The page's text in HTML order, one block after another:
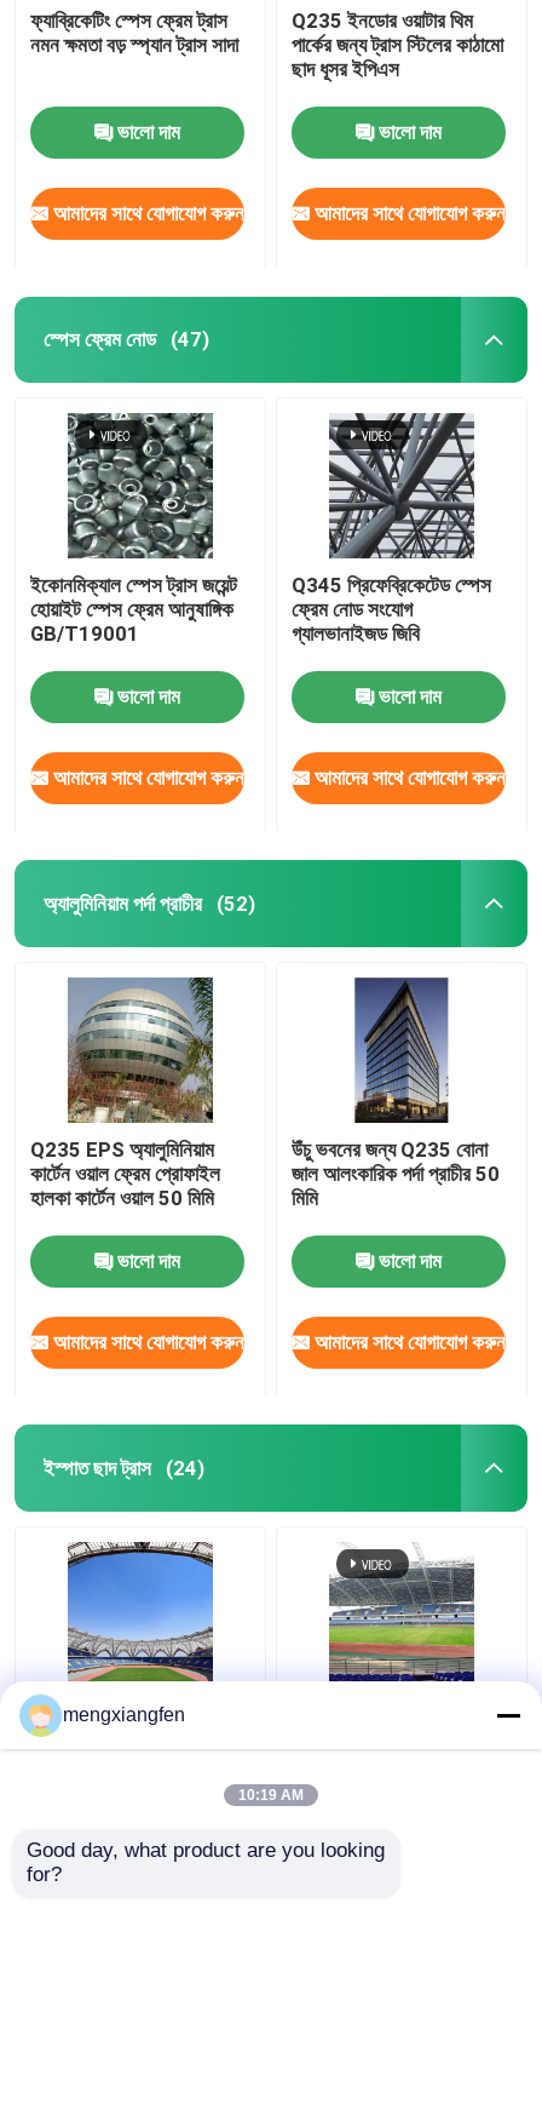
ফ্যাব্রিকেটিং স্পেস ফ্রেম ট্রাস
নমন ক্ষমতা বড় স্প্যান ট্রাস সাদা
ভালো দাম
আমাদের সাথে যোগাযোগ করুন
Q235 ইনডোর ওয়াটার থিম
পার্কের জন্য ট্রাস স্টিলের কাঠামো
ছাদ ধূসর ইপিএস
ভালো দাম
আমাদের সাথে যোগাযোগ করুন
স্পেস ফ্রেম নোড (47)
ইকোনমিক্যাল স্পেস ট্রাস জয়েন্ট
হোয়াইট স্পেস ফ্রেম আনুষাঙ্গিক
GB/T19001
ভালো দাম
আমাদের সাথে যোগাযোগ করুন
Q345 প্রিফেব্রিকেটেড স্পেস
ফ্রেম নোড সংযোগ
গ্যালভানাইজড জিবি
ভালো দাম
আমাদের সাথে যোগাযোগ করুন
অ্যালুমিনিয়াম পর্দা প্রাচীর (52)
Q235 EPS অ্যালুমিনিয়াম
কার্টেন ওয়াল ফ্রেম প্রোফাইল
হালকা কার্টেন ওয়াল 50 মিমি
ভালো দাম
আমাদের সাথে যোগাযোগ করুন
উঁচু ভবনের জন্য Q235 বোনা
জাল আলংকারিক পর্দা প্রাচীর 50
মিমি
ভালো দাম
আমাদের সাথে যোগাযোগ করুন
ইস্পাত ছাদ ট্রাস (24)
Q235 বাঁকা ইস্পাত ছাদ ট্রাস
ঢেউতোলা ধাতু ছাদ trusses
mengxiangfen
10:19 AM
Good day, what product are you looking
for?